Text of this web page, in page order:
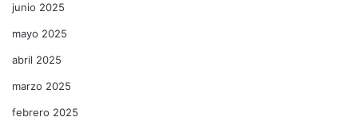
junio 2025
mayo 2025
abril 2025
marzo 2025
febrero 2025